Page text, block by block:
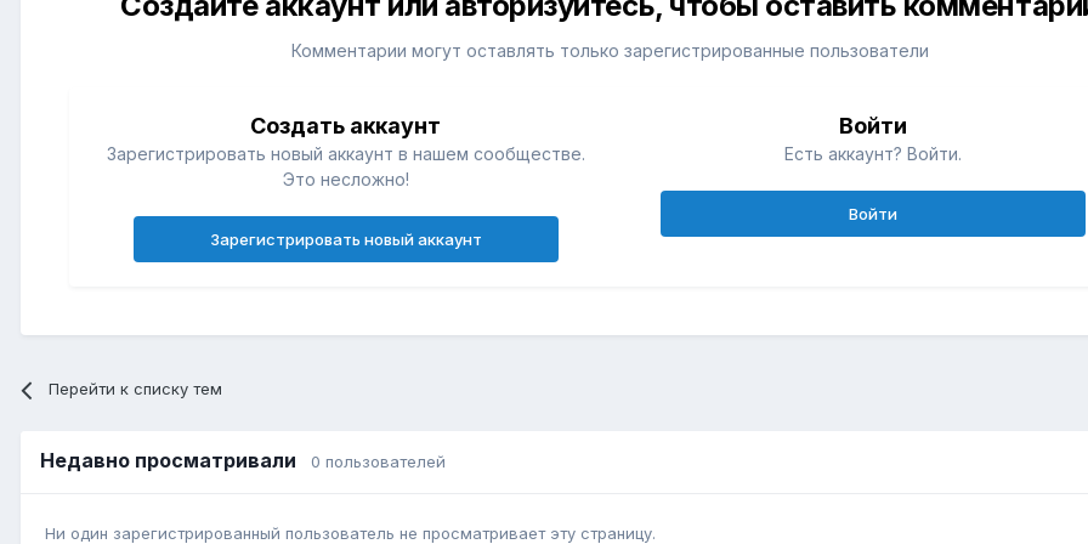
Комментарии могут оставлять только зарегистрированные пользователи
Создать аккаунт
Зарегистрировать новый аккаунт в нашем сообществе.
Это несложно!
Зарегистрировать новый аккаунт
Войти
Есть аккаунт? Войти.
Войти
Перейти к списку тем
Недавно просматривали 0 пользователей
Ни один зарегистрированный пользователь не просматривает эту страницу.